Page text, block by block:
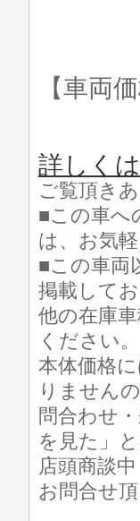
【車両価
詳しく
ご覧頂き
■この車へ
は、お気
■この車両
掲載してお
他の在庫
ください。
本体価格
りません
問合わせ
を見た」
店頭商談
お問合せ